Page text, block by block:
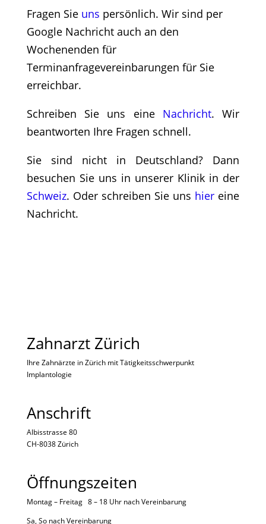
Fragen Sie uns persönlich. Wir sind per
Google Nachricht auch an den
Wochenenden für
Terminanfragevereinbarungen für Sie
erreichbar.
Schreiben Sie uns eine Nachricht. Wir
beantworten Ihre Fragen schnell.
Sie sind nicht in Deutschland? Dann
besuchen Sie uns in unserer Klinik in der
Schweiz. Oder schreiben Sie uns hier eine
Nachricht.
Zahnarzt Zürich
Ihre Zahnärzte in Zürich mit Tätigkeitsschwerpunkt
Implantologie
Anschrift
Albisstrasse 80
CH-8038 Zürich
Öffnungszeiten
Montag – Freitag 8 – 18 Uhr nachVereinbarung
Sa, So nachVereinbarung